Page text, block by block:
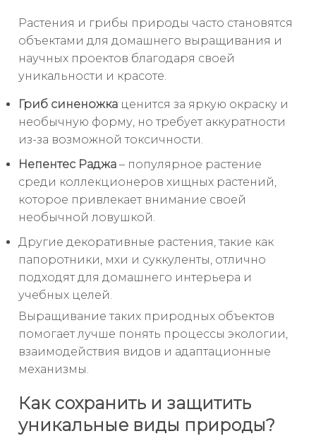
Растения и грибы природы часто становятся
объектами для домашнего выращивания и
научных проектов благодаря своей
уникальности и красоте.
Гриб синеножка ценится за яркую окраску и
необычную форму, но требует аккуратности
из-за возможной токсичности.
Непентес Раджа – популярное растение
среди коллекционеров хищных растений,
которое привлекает внимание своей
необычной ловушкой.
Другие декоративные растения, такие как
папоротники, мхи и суккуленты, отлично
подходят для домашнего интерьера и
учебных целей.
Выращивание таких природных объектов
помогает лучше понять процессы экологии,
взаимодействия видов и адаптационные
механизмы.
Как сохранить и защитить
уникальные виды природы?